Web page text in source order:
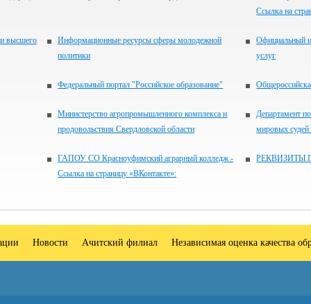
Ссылка на
высшего
Информационные ресурсы сферы молодежной
политики
Официальный
услуг
Федеральный портал "Российское образование"
Министерство агропромышленного комплекса и
продовольствия Свердловской области
Департамент
мировых судей
ГАПОУ СО Красноуфимский аграрный колледж -
Ссылка на страницу «ВКонтакте»:
РЕКВИЗИТЫ
Новости Ачитский филиал Независимая оценка качества